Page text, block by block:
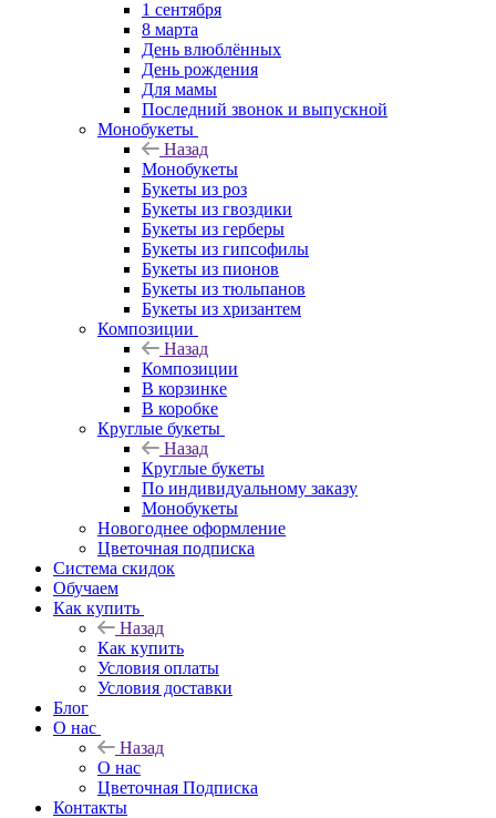
1 сентября
8 марта
День влюблённых
День рождения
Для мамы
Последний звонок и выпускной
Монобукеты
Назад
Монобукеты
Букеты из роз
Букеты из гвоздики
Букеты из герберы
Букеты из гипсофилы
Букеты из пионов
Букеты из тюльпанов
Букеты из хризантем
Композиции
Назад
Композиции
В корзинке
В коробке
Круглые букеты
Назад
Круглые букеты
По индивидуальному заказу
Монобукеты
Новогоднее оформление
Цветочная подписка
Система скидок
Обучаем
Как купить
Назад
Как купить
Условия оплаты
Условия доставки
Блог
О нас
Назад
О нас
Цветочная Подписка
Контакты